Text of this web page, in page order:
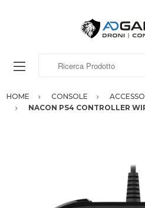
HOME CONSOLE
NACON PS4 CONTROLLER